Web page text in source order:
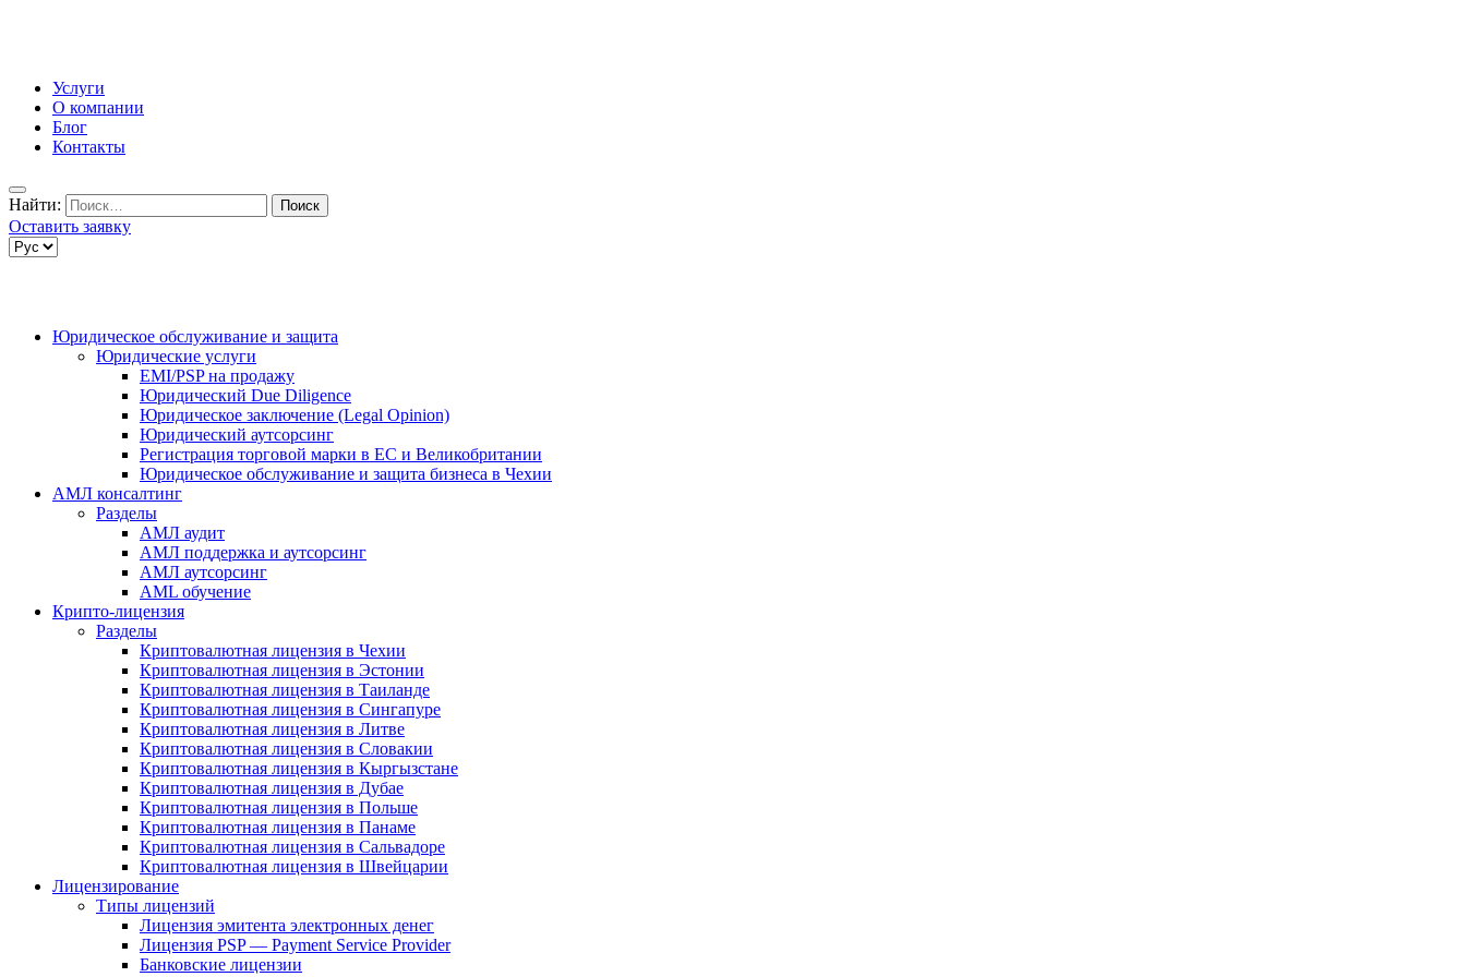
Услуги
О компании
Блог
Контакты
Найти:
Оставить заявку
Юридическое обслуживание и защита
Юридические услуги
EMI/PSP на продажу
Юридический Due Diligence
Юридическое заключение (Legal Opinion)
Юридический аутсорсинг
Регистрация торговой марки в ЕС и Великобритании
Юридическое обслуживание и защита бизнеса в Чехии
АМЛ консалтинг
Разделы
АМЛ аудит
АМЛ поддержка и аутсорсинг
АМЛ аутсорсинг
AML обучение
Крипто-лицензия
Разделы
Криптовалютная лицензия в Чехии
Криптовалютная лицензия в Эстонии
Криптовалютная лицензия в Таиланде
Криптовалютная лицензия в Сингапуре
Криптовалютная лицензия в Литве
Криптовалютная лицензия в Словакии
Криптовалютная лицензия в Кыргызстане
Криптовалютная лицензия в Дубае
Криптовалютная лицензия в Польше
Криптовалютная лицензия в Панаме
Криптовалютная лицензия в Сальвадоре
Криптовалютная лицензия в Швейцарии
Лицензирование
Типы лицензий
Лицензия эмитента электронных денег
Лицензия PSP — Payment Service Provider
Банковские лицензии